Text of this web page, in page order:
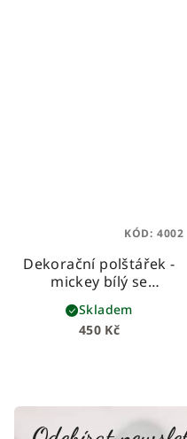
Dekorační polštářek -
mickey bílý se
starorůžovou mašlí
450 Kč
Skladem
KÓD: 4002